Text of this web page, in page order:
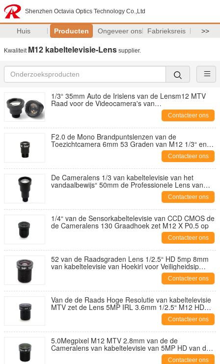
Shenzhen Octavia Optics Technology Co.,Ltd
Huis Producten Ongeveer ons Fabrieksreis >>
Kwaliteit M12 kabeltelevisie-Lens supplier.
1/3“ 35mm Auto de Irislens van de Lensm12 MTV
Raad voor de Videocamera's van
Contacteer ons
F2.0 de Mono Brandpuntslenzen van de
Toezichtcamera 6mm 53 Graden van M12 1/3“ en
Contacteer ons
De Cameralens 1/3 van kabeltelevisie van het
vandaalbewijs“ 50mm de Professionele Lens van
Contacteer ons
1/4“ van de Sensorkabeltelevisie van CCD CMOS de
de Cameralens 130 Graadhoek zet M12 X P0.5 op
Contacteer ons
52 van de Raadsgraden Lens 1/2.5“ HD 5mp 8mm
van kabeltelevisie van Hoekirl voor Veiligheidsip
Contacteer ons
Van de de Raads Hoge Resolutie van kabeltelevisie
MTV zet de Lens 5MP IRL 3.6mm 1/2.5“ M12 HD
Contacteer ons
5.0Megpixel M12 MTV 2.8mm van de de
Cameralens van kabeltelevisie van 5MP HD van de
de Veiligheidscamera van IRL HD de Vaste Iris Lens
Contacteer ons